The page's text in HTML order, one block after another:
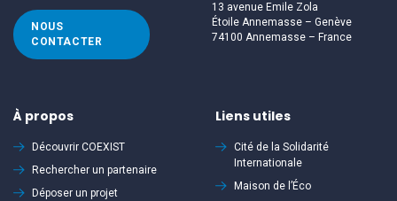
NOUS
CONTACTER
13 avenue Emile Zola
Étoile Annemasse – Genève
74100 Annemasse – France
À propos
Découvrir COEXIST
Rechercher un partenaire
Déposer un projet
Liens utiles
Cité de la Solidarité
Internationale
Maison de l’Éco